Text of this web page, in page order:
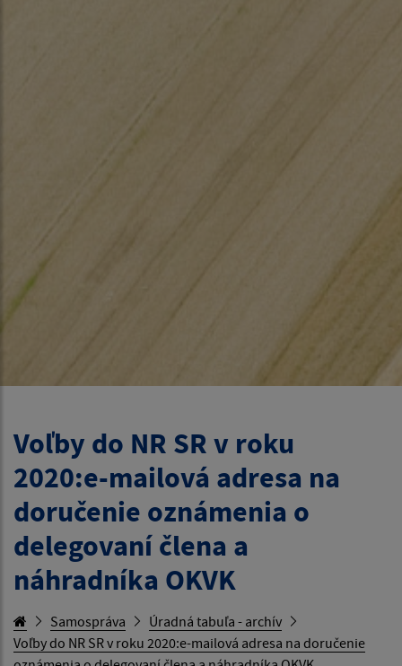
Voľby do NR SR v roku
2020:e-mailová adresa na
doručenie oznámenia o
delegovaní člena a
náhradníka OKVK
Samospráva
Úradná tabuľa - archív
Voľby do NR SR v roku 2020:e-mailová adresa na doručenie